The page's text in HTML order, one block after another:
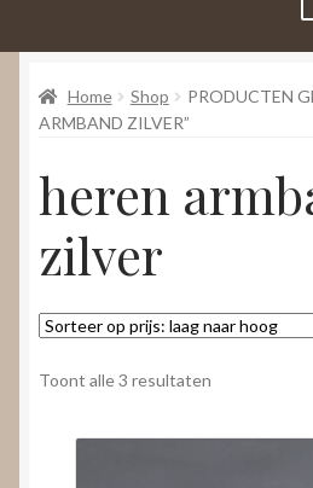
Home
WebShop
Over
Contact
Nieuws
Video’s
Home Shop
PRODUCTEN
ARMBAND ZILVER”
heren
zilver
Toont alle 3 resultaten